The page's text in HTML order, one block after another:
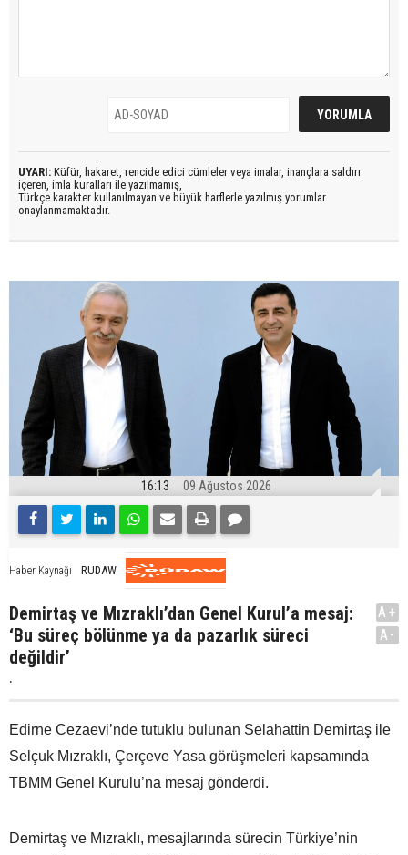
UYARI: Küfür, hakaret, rencide edici cümleler veya imalar, inançlara saldırı
içeren, imla kuralları ile yazılmamış,
Türkçe karakter kullanılmayan ve büyük harflerle yazılmış yorumlar
onaylanmamaktadır.
16:13 09 Ağustos 2026
Haber Kaynağı RUDAW
Demirtaş ve Mızraklı’dan Genel Kurul’a mesaj:
‘Bu süreç bölünme ya da pazarlık süreci
değildir’
.
A+
A-
Edirne Cezaevi’nde tutuklu bulunan Selahattin Demirtaş ile
Selçuk Mızraklı, Çerçeve Yasa görüşmeleri kapsamında
TBMM Genel Kurulu’na mesaj gönderdi.
Demirtaş ve Mızraklı, mesajlarında sürecin Türkiye’nin